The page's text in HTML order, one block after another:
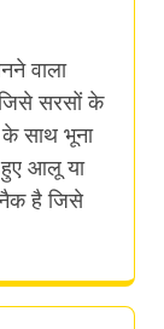
वाला
सरसों के
के साथ भूना
हुए आलू या
है जिसे